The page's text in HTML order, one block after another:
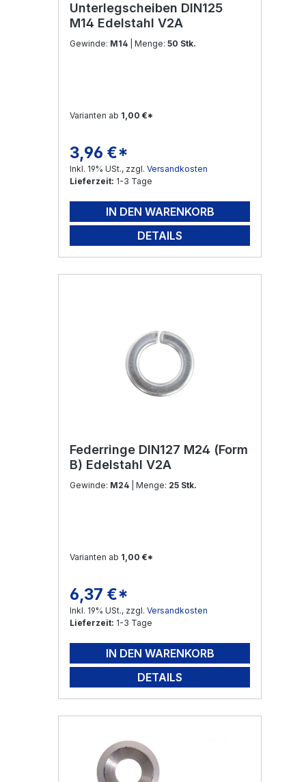
Unterlegscheiben DIN125
M14 Edelstahl V2A
Gewinde: M14 | Menge: 50 Stk.
Varianten ab 1,00 €*
Regulärer Preis:
3,96 €*
Inkl. 19% USt., zzgl. Versandkosten
Lieferzeit: 1-3 Tage
IN DEN WARENKORB
DETAILS
Federringe DIN127 M24 (Form
B) Edelstahl V2A
Gewinde: M24 | Menge: 25 Stk.
Varianten ab 1,00 €*
Regulärer Preis:
6,37 €*
Inkl. 19% USt., zzgl. Versandkosten
Lieferzeit: 1-3 Tage
IN DEN WARENKORB
DETAILS